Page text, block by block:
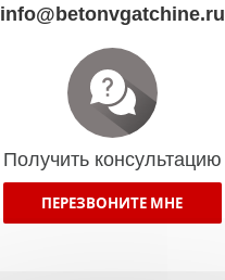
info@betonvgatchine.ru
Получить консультацию
ПЕРЕЗВОНИТЕ МНЕ